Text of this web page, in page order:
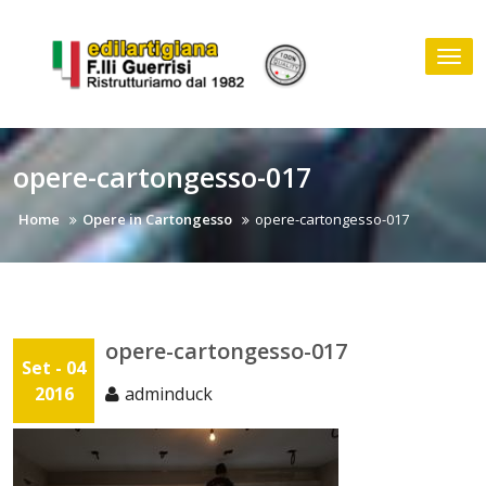
content
opere-cartongesso-017
Home Opere in Cartongesso opere-cartongesso-017
Set - 04
2016
opere-cartongesso-017
adminduck